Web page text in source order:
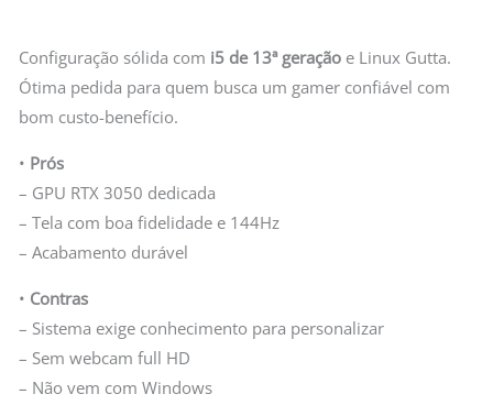
Configuração sólida com i5 de 13ª geração e Linux Gutta.
Ótima pedida para quem busca um gamer confiável com
bom custo-benefício.
• Prós
– GPU RTX 3050 dedicada
– Tela com boa fidelidade e 144Hz
– Acabamento durável
• Contras
– Sistema exige conhecimento para personalizar
– Sem webcam full HD
– Não vem com Windows